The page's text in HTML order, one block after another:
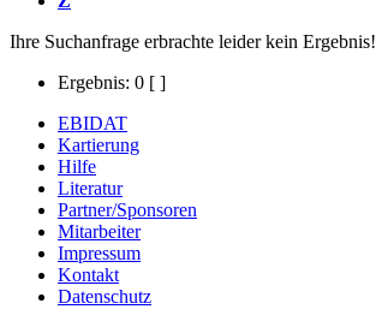
Ihre Suchanfrage erbrachte leider kein Ergebnis!
Ergebnis: 0 [ ]
EBIDAT
Kartierung
Hilfe
Literatur
Partner/Sponsoren
Mitarbeiter
Impressum
Kontakt
Datenschutz